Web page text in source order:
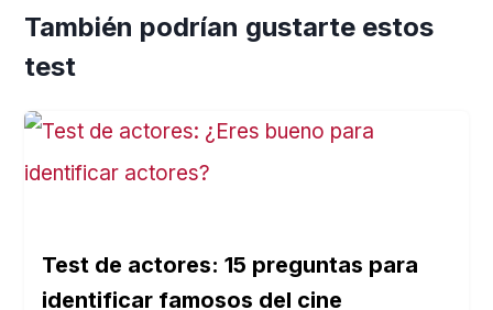
También podrían gustarte estos
test
Test de actores: 15 preguntas para
identificar famosos del cine